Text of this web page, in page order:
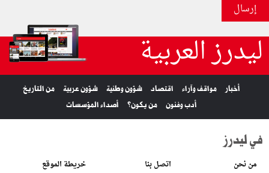
إرسال
ليدرز العربية
أخبار مواقف وآراء اقتصاد شؤون وطنية شؤون عربية
من التاريخ
أدب وفنون
من يكون؟ أصداء المؤسسات
في ليدرز
من نحن اتصل بنا خريطة الموقع